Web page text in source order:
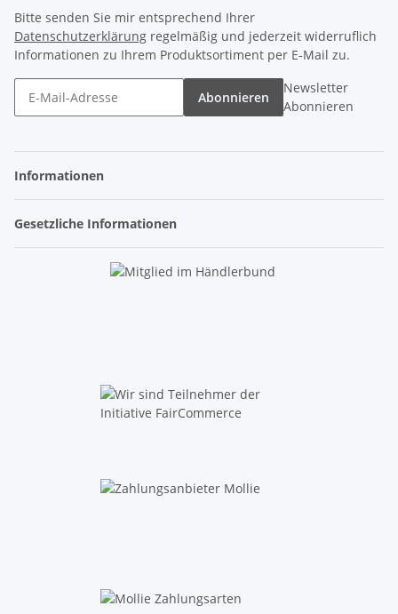
Bitte senden Sie mir entsprechend Ihrer
Datenschutzerklärung regelmäßig und jederzeit widerruflich
Informationen zu Ihrem Produktsortiment per E-Mail zu.
Abonnieren
Newsletter
Abonnieren
Informationen
Gesetzliche Informationen